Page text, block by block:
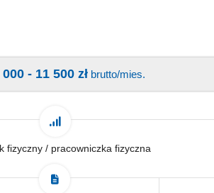
000 - 11 500 zł brutto/mies.
fizyczny / pracowniczka fizyczna